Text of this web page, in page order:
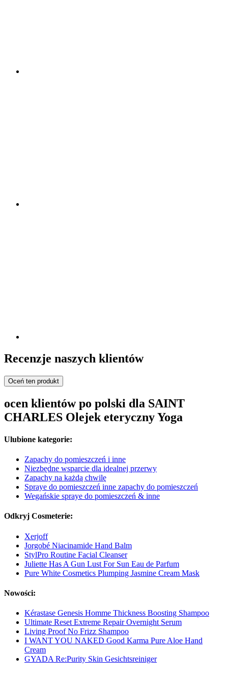
Recenzje naszych klientów
Oceń ten produkt
ocen klientów po polski dla SAINT
CHARLES Olejek eteryczny Yoga
Ulubione kategorie:
Zapachy do pomieszczeń i inne
Niezbędne wsparcie dla idealnej przerwy
Zapachy na każdą chwilę
Spraye do pomieszczeń inne zapachy do pomieszczeń
Wegańskie spraye do pomieszczeń & inne
Odkryj Cosmeterie:
Xerjoff
Jorgobé Niacinamide Hand Balm
StylPro Routine Facial Cleanser
Juliette Has A Gun Lust For Sun Eau de Parfum
Pure White Cosmetics Plumping Jasmine Cream Mask
Nowości:
Kérastase Genesis Homme Thickness Boosting Shampoo
Ultimate Reset Extreme Repair Overnight Serum
Living Proof No Frizz Shampoo
I WANT YOU NAKED Good Karma Pure Aloe Hand
Cream
GYADA Re:Purity Skin Gesichtsreiniger